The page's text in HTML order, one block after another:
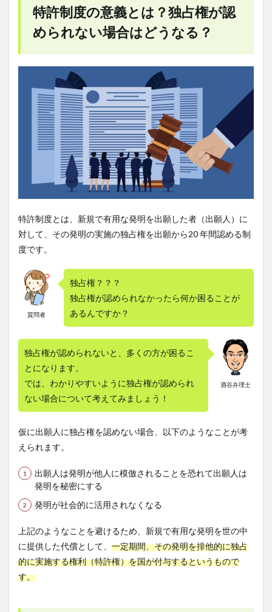
義と
は？
独占
権が
はど
うな
る？
特許
と
発明
の定
は
「技
術的
な創
作」
産業
上利
用で
明と
特許
権を
取る
こと
られ
る4
つの
メリ
ト！
特許制度の意義とは？独占権が認
められない場合はどうなる？
特許制度とは、新規で有用な発明を出願した者（出願人）に
対して、その発明の実施の独占権を出願から20 年間認める制
度です。
質問者
独占権？？？
独占権が認められなかったら何か困ることが
あるんですか？
酒谷弁理士
独占権が認められないと、多くの方が困るこ
とになります。
では、わかりやすいように独占権が認められ
ない場合について考えてみましょう！
仮に出願人に独占権を認めない場合、以下のようなことが考
えられます。
出願人は発明が他人に模倣されることを恐れて出願人は
発明を秘密にする
発明が社会的に活用されなくなる
上記のようなことを避けるため、新規で有用な発明を世の中
に提供した代償として、 一定期間、その発明を排他的に独占
的に実施する権利（特許権）を国が付与するというもので
す。